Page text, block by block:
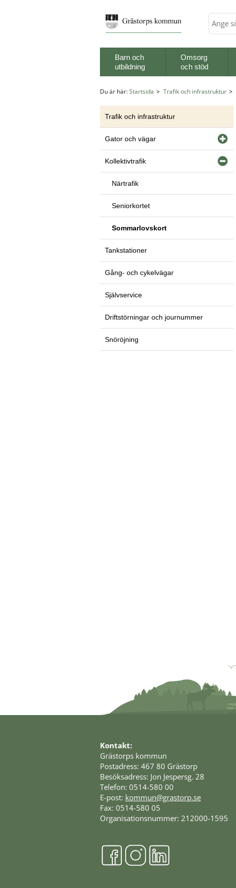
Sök
Barn och
utbildning
Omsorg
och stöd
Du är här:Startsida Trafik och infrastruktur
Trafik och infrastruktur
Gator och vägar
Kollektivtrafik
Närtrafik
Seniorkortet
Sommarlovskort
Tankstationer
Gång- och cykelvägar
Självservice
Driftstörningar och journummer
Snöröjning
Kontakt:
Grästorps kommun
Postadress: 467 80 Grästorp
Besöksadress: Jon Jespersg. 28
Telefon: 0514-580 00
E-post: kommun@grastorp.se
Fax: 0514-580 05
Organisationsnummer: 212000-1595